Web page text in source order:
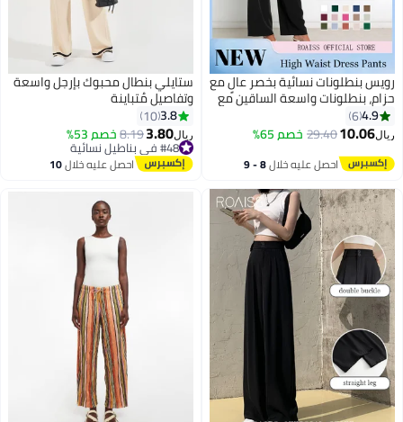
رويس بنطلونات نسائية بخصر عالٍ مع
حزام، بنطلونات واسعة الساقين مع
جيوب جانبية، بنطلونات كلاسيكية
أنيقة للسيدات، مناسبة للارتداء
اليومي أو في المكتب أو في أي
مناسبة
4.9
6
ريال10.06
29.40خصم 65%
احصل عليه خلال 8 - 9
ستايلي بنطال محبوك بإرجل واسعة
وتفاصيل مُتباينة
3.8
10
ريال3.80
8.19خصم 53%
#48 في بناطيل نسائية
#48 في بناطيل نسائية احصل عليه خلال10